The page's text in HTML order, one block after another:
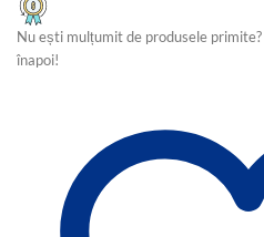
Nu ești mulțumit de produsele
înapoi!